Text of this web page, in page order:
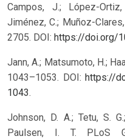
Campos, J.; López-
Jiménez, C.; Muñoz-
2705. DOI: https://doi.org/
Jann, A.; Matsumoto, H.;
1043–1053. DOI: https://
1043.
Johnson, D. A.; Tetu, S.
Paulsen, I. T. PLoS